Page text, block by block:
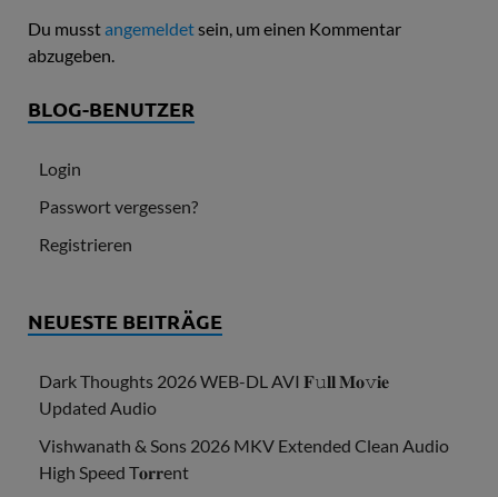
Du musstangemeldetsein, um einen Kommentar
abzugeben.
BLOG-BENUTZER
Login
Passwort vergessen?
Registrieren
NEUESTE BEITRÄGE
Dark Thoughts 2026 WEB-DL AVI 𝐅𝚞𝐥𝐥 𝐌𝐨𝚟𝐢𝐞
Updated Audio
Vishwanath & Sons 2026 MKV Extended Clean Audio
High Speed T𝐨𝐫𝐫ent